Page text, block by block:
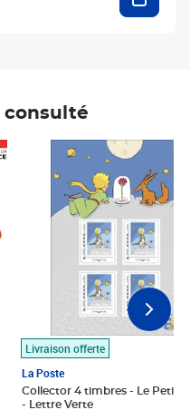
consulté
Livraison offerte
La Poste
Collector 4 timbres - Le Petit
- Lettre Verte
Prix 7,50€